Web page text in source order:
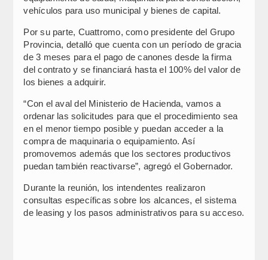
vehículos para uso municipal y bienes de capital.
Por su parte, Cuattromo, como presidente del Grupo
Provincia, detalló que cuenta con un período de gracia
de 3 meses para el pago de canones desde la firma
del contrato y se financiará hasta el 100% del valor de
los bienes a adquirir.
“Con el aval del Ministerio de Hacienda, vamos a
ordenar las solicitudes para que el procedimiento sea
en el menor tiempo posible y puedan acceder a la
compra de maquinaria o equipamiento. Así
promovemos además que los sectores productivos
puedan también reactivarse”, agregó el Gobernador.
Durante la reunión, los intendentes realizaron
consultas específicas sobre los alcances, el sistema
de leasing y los pasos administrativos para su acceso.